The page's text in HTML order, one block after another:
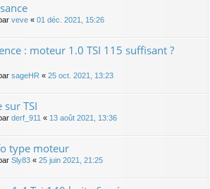
veve « 01 déc. 2021, 15:26
: moteur 1.0 TSI 115 suffisant ?
sageHR « 25 oct. 2021, 13:23
sur TSI
derf_911 « 13 août 2021, 13:36
type moteur
Sly83 « 25 juin 2021, 21:25